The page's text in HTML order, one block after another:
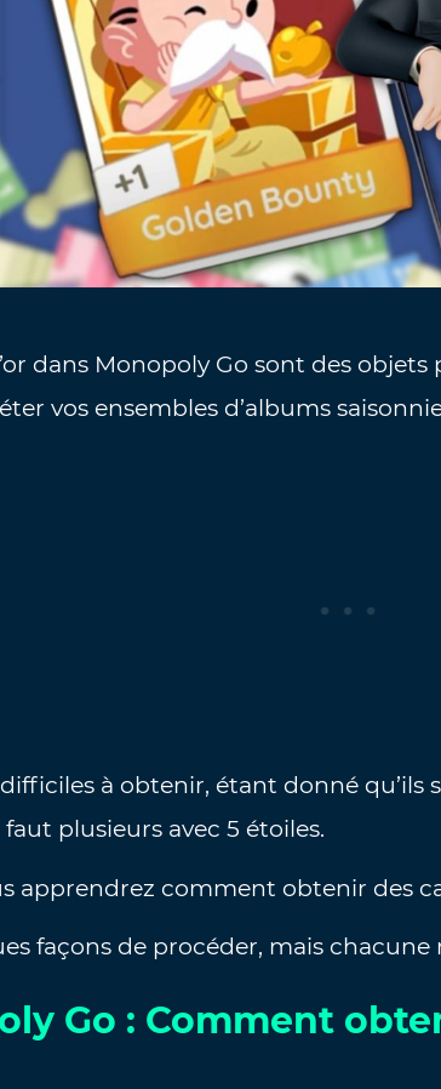
dans Monopoly Go sont des
vos ensembles d’albums
à obtenir, étant donné qu’ils
faut plusieurs avec 5 étoiles.
apprendrez comment obtenir des
façons de procéder, mais
Go : Comment